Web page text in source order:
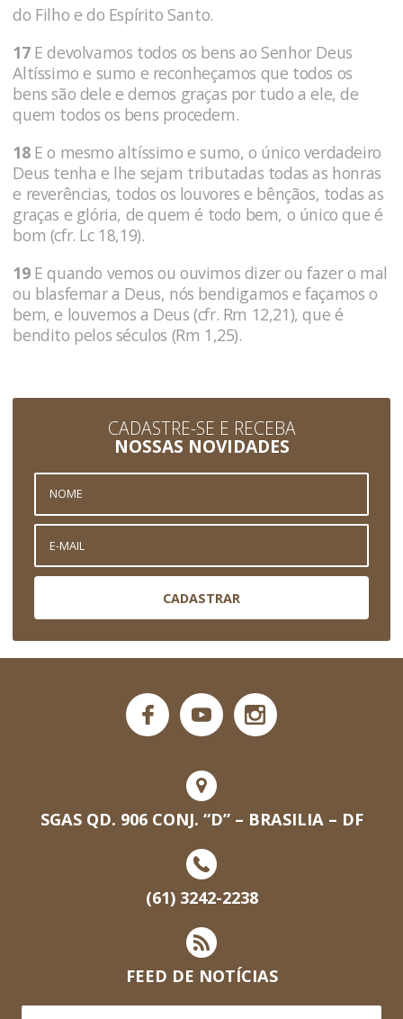
do Filho e do Espírito Santo.
17E devolvamos todos os bens ao Senhor Deus
Altíssimo e sumo e reconheçamos que todos os
bens são dele e demos graças por tudo a ele, de
quem todos os bens procedem.
18E o mesmo altíssimo e sumo, o único verdadeiro
Deus tenha e lhe sejam tributadas todas as honras
e reverências, todos os louvores e bênçãos, todas as
graças e glória, de quem é todo bem, o único que é
bom (cfr. Lc 18,19).
19E quando vemos ou ouvimos dizer ou fazer o mal
ou blasfemar a Deus, nós bendigamos e façamos o
bem, e louvemos a Deus (cfr. Rm 12,21), que é
bendito pelos séculos (Rm 1,25).
CADASTRE-SE E RECEBA
NOSSAS NOVIDADES
CADASTRAR
SGAS QD. 906 CONJ. “D” – BRASILIA – DF
(61) 3242-2238
FEED DE NOTÍCIAS